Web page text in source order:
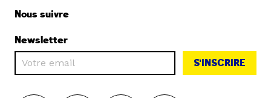
Nous suivre
Newsletter
S'INSCRIRE